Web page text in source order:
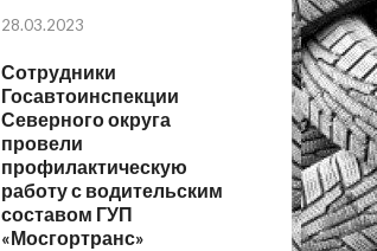
28.03.2023
Сотрудники
Госавтоинспекции
Северного округа
провели
профилактическую
работу с водительским
составом ГУП
«Мосгортранс»